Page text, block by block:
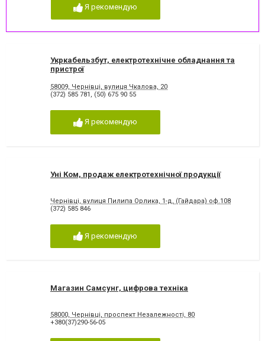
Я рекомендую
Укркабельзбут, електротехнічне обладнання та
пристрої
58009, Чернівці, вулиця Чкалова, 20
(372) 585 781 , (50) 675 90 55
Я рекомендую
Уні Ком, продаж електротехнічної продукції
Чернівці, вулиця Пилипа Орлика, 1-д, (Гайдара) оф.108
(372) 585 846
Я рекомендую
Магазин Самсунг, цифрова техніка
58000, Чернівці, проспект Незалежності, 80
+380(37)290-56-05